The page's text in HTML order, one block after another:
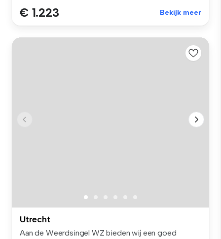
€ 1.223 Bekijk meer
Utrecht
Aan de Weerdsingel WZ bieden wij een goed